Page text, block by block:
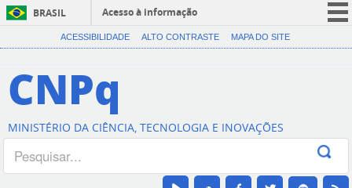
BRASIL
Acesso à informação
CORONAVÍRUS (COVID-19)
Canais
ACESSIBILIDADE ALTO CONTRASTE MAPA DO SITE
CNPq
MINISTÉRIO DA CIÊNCIA, TECNOLOGIA E INOVAÇÕES